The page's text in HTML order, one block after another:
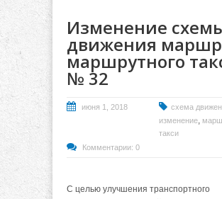
Изменение
движения
маршрутного
№ 32
июня 1, 2018 схема
изменение,
такси
Комментарии: 0
С целью улучшения транспортного